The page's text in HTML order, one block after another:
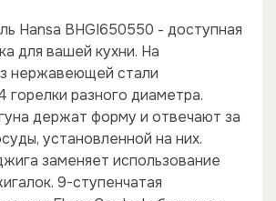
Hansa BHGI650550 - доступная
для вашей кухни. На
нержавеющей стали
разного диаметра.
держат форму и отвечают за
установленной на них.
заменяет использование
9-ступенчатая